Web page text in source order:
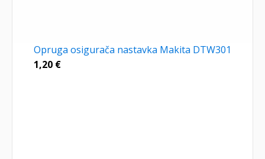
Opruga osigurača nastavka Makita DTW301
1,20 €